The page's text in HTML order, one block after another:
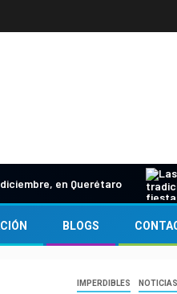
en Querétaro
BLOGS
IMPERDIBLES